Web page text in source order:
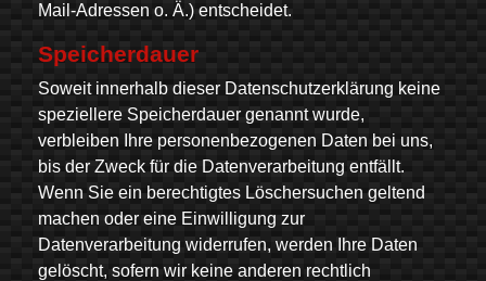
Mail-Adressen o. Ä.) entscheidet.
Speicherdauer
Soweit innerhalb dieser Datenschutzerklärung keine
speziellere Speicherdauer genannt wurde,
verbleiben Ihre personenbezogenen Daten bei uns,
bis der Zweck für die Datenverarbeitung entfällt.
Wenn Sie ein berechtigtes Löschersuchen geltend
machen oder eine Einwilligung zur
Datenverarbeitung widerrufen, werden Ihre Daten
gelöscht, sofern wir keine anderen rechtlich